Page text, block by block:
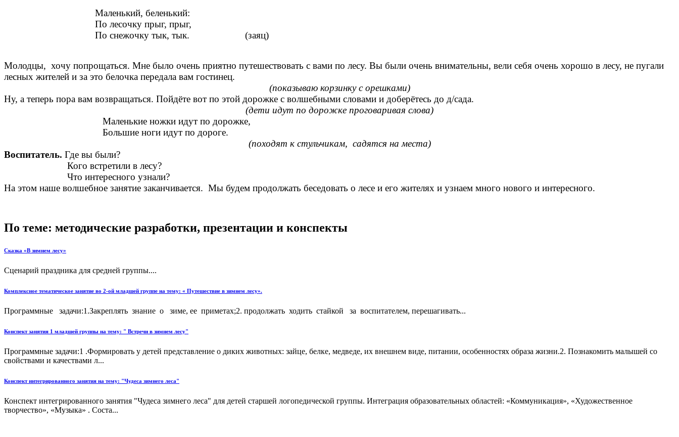
Маленький, беленький:
По лесочку прыг, прыг,
По снежочку тык, тык. (заяц)
Молодцы, хочу попрощаться. Мне было очень приятно путешествовать с вами по лесу. Вы были очень внимательны, вели себя очень хорошо в лесу, не пугали
лесных жителей и за это белочка передала вам гостинец.
(показываю корзинку с орешками)
Ну, а теперь пора вам возвращаться. Пойдёте вот по этой дорожке с волшебными словами и доберётесь до д/сада.
(дети идут по дорожке проговаривая слова)
Маленькие ножки идут по дорожке,
Большие ноги идут по дороге.
(походят к стульчикам, садятся на места)
Воспитатель. Где вы были?
Кого встретили в лесу?
Что интересного узнали?
На этом наше волшебное занятие заканчивается. Мы будем продолжать беседовать о лесе и его жителях и узнаем много нового и интересного.
По теме: методические разработки, презентации и конспекты
Сказка «В зимнем лесу»
Сценарий праздника для средней группы....
Комплексное тематическое занятие во 2-ой младшей группе на тему: « Путешествие в зимнем лесу».
Программные задачи:1.Закреплять знание о зиме, ее приметах;2. продолжать ходить стайкой за воспитателем, перешагивать...
Конспект занятия 1 младшей группы на тему: " Встречи в зимнем лесу"
Программные задачи:1 .Формировать у детей представление о диких животных: зайце, белке, медведе, их внешнем виде, питании, особенностях образа жизни.2. Познакомить малышей со
свойствами и качествами л...
Конспект интегрированного занятия на тему: "Чудеса зимнего леса"
Конспект интегрированного занятия "Чудеса зимнего леса" для детей старшей логопедической группы. Интеграция образовательных областей: «Коммуникация», «Художественное
творчество», «Музыка» . Соста...